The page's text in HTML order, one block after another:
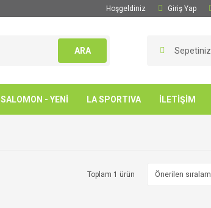
Hoşgeldiniz Giriş Yap
ARA Sepetiniz
SALOMON - YENİ LA SPORTIVA İLETİŞİM
Toplam 1 ürün